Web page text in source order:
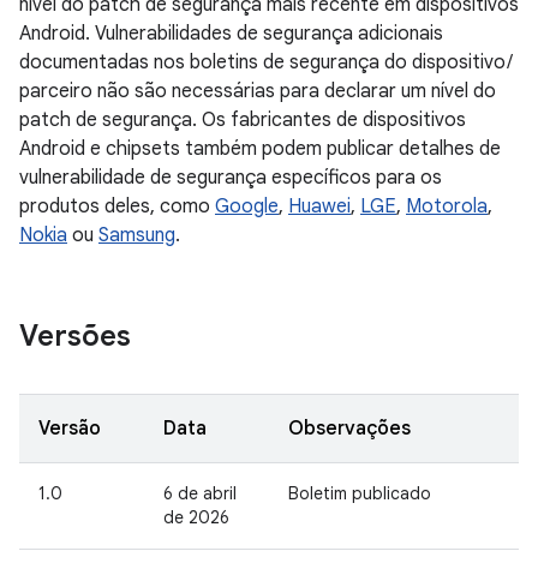
nível do patch de segurança mais recente em dispositivos
Android. Vulnerabilidades de segurança adicionais
documentadas nos boletins de segurança do dispositivo /
parceiro não são necessárias para declarar um nível do
patch de segurança. Os fabricantes de dispositivos
Android e chipsets também podem publicar detalhes de
vulnerabilidade de segurança específicos para os
produtos deles, como Google, Huawei, LGE, Motorola,
Nokia ou Samsung.
Versões
Versão Data Observações
1.0
6 de abril
de 2026
Boletim publicado